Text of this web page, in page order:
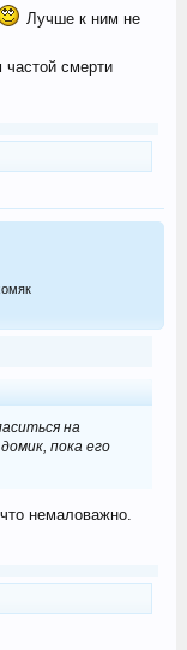
Лучше к ним не
смерти
на
пока его
немаловажно.